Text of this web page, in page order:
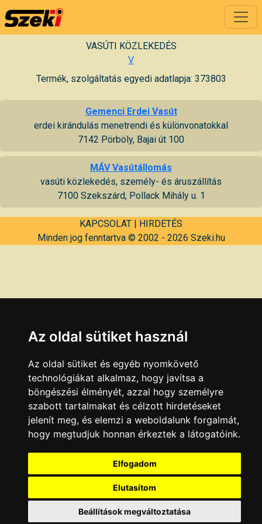
VASÚTI KÖZLEKEDÉS
V
Termék, szolgáltatás egyedi adatlapja: 373803
Gemenci Erdei Vasút
erdei kirándulás menetrendi és különvonatokkal
7142 Pörböly, Bajai út 100
MÁV Vasútállomás
vasúti közlekedés, személy- és áruszállítás
7100 Szekszárd, Pollack Mihály u. 1
KAPCSOLAT | HIRDETÉS
Minden jog fenntartva © 2002 - 2026 Szeki.hu
Az oldal sütiket használ
Az oldal sütiket és egyéb nyomkövető
technológiákat alkalmaz, hogy javítsa a
böngészési élményét, azzal hogy személyre
szabott tartalmakat és célzott hirdetéseket
jelenít meg, és elemzi a weboldalunk forgalmát,
hogy megtudjuk honnan érkeztek a látogatóink.
Elfogadom
Elutasítom
Beállítások megváltoztatása